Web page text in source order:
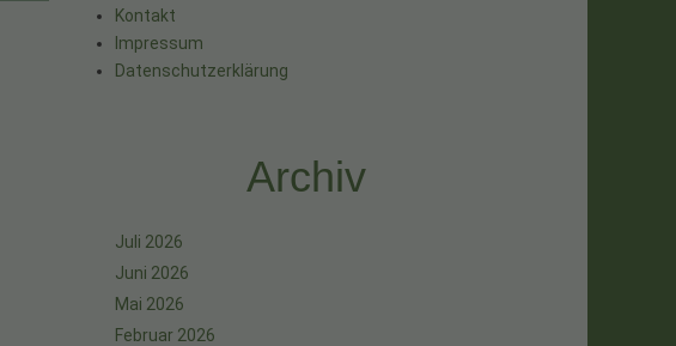
Kontakt
Impressum
Datenschutzerklärung
Archiv
Juli 2026
Juni 2026
Mai 2026
Februar 2026